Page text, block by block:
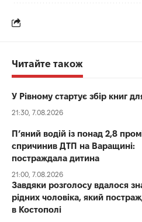
Читайте також
У Рівному стартує збір книг
21:30, 7.08.2026
П’яний водій із понад 2,8
спричинив ДТП на Варащині:
постраждала дитина
21:00, 7.08.2026
Завдяки розголосу вдалося
рідних чоловіка, який
в Костополі